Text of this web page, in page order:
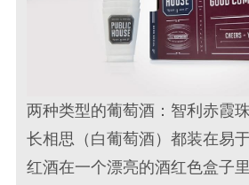
两种类型的葡萄酒：智利赤霞
长相思（白葡萄酒）都装在易
红酒在一个漂亮的酒红色盒子